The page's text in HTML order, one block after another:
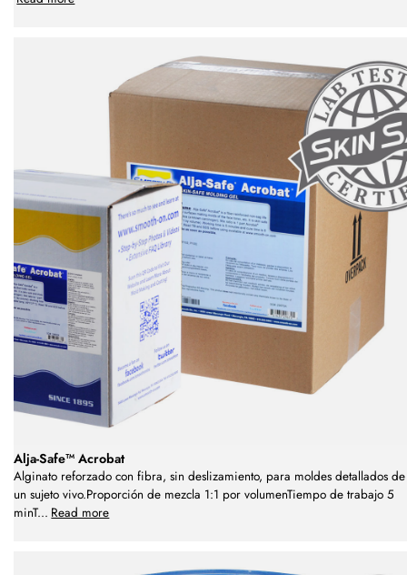
Alja-Safe™ Acrobat
Alginato reforzado con fibra, sin deslizamiento, para moldes detallados de
un sujeto vivo.Proporción de mezcla 1:1 por volumenTiempo de trabajo 5
minT... Read more